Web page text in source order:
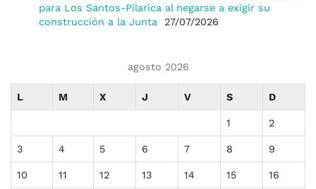
para Los Santos-Pilarica al negarse a exigir su
construcción a la Junta
27/07/2026
agosto 2026
L M X J V S D
1 2
3 4 5 6 7 8 9
10 11 12 13 14 15 16